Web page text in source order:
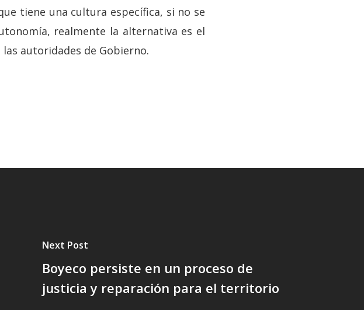
tiene una cultura específica, si no se
realmente la alternativa es el
autoridades de Gobierno.
Next Post
Boyeco persiste en un proceso de
justicia y reparación para el territorio